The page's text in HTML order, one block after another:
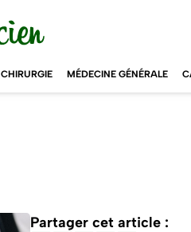
CHIRURGIE MÉDECINE GÉNÉRALE
Partager cet article :